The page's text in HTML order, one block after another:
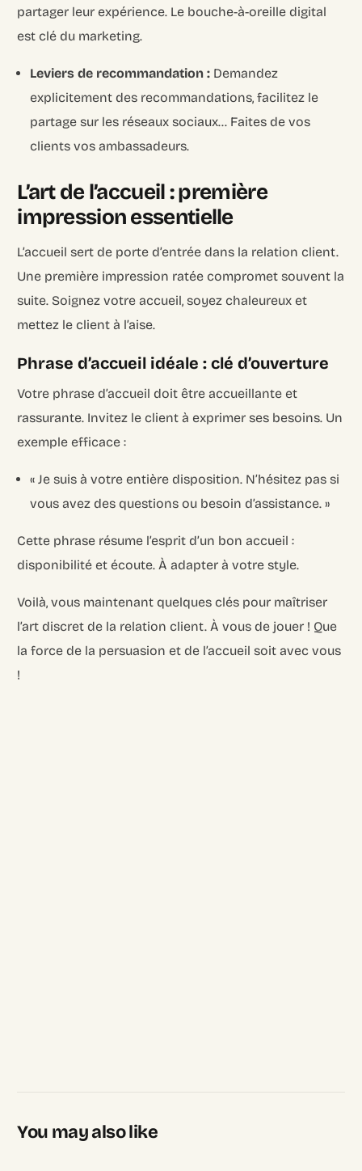
partager leur expérience. Le bouche-à-oreille digital
est clé du marketing.
Leviers de recommandation : Demandez
explicitement des recommandations, facilitez le
partage sur les réseaux sociaux… Faites de vos
clients vos ambassadeurs.
L’art de l’accueil : première
impression essentielle
L’accueil sert de porte d’entrée dans la relation client.
Une première impression ratée compromet souvent la
suite. Soignez votre accueil, soyez chaleureux et
mettez le client à l’aise.
Phrase d’accueil idéale : clé d’ouverture
Votre phrase d’accueil doit être accueillante et
rassurante. Invitez le client à exprimer ses besoins. Un
exemple efficace :
« Je suis à votre entière disposition. N’hésitez pas si
vous avez des questions ou besoin d’assistance. »
Cette phrase résume l’esprit d’un bon accueil :
disponibilité et écoute. À adapter à votre style.
Voilà, vous maintenant quelques clés pour maîtriser
l’art discret de la relation client. À vous de jouer ! Que
la force de la persuasion et de l’accueil soit avec vous
!
You may also like